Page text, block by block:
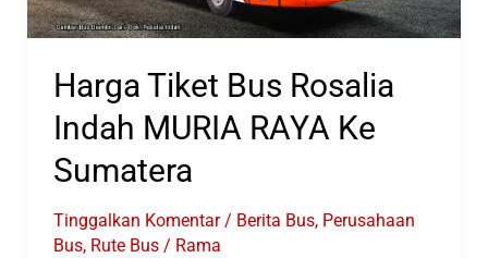
Harga Tiket Bus Rosalia
Indah MURIA RAYA Ke
Sumatera
Tinggalkan Komentar / Berita Bus, Perusahaan
Bus, Rute Bus/ Rama